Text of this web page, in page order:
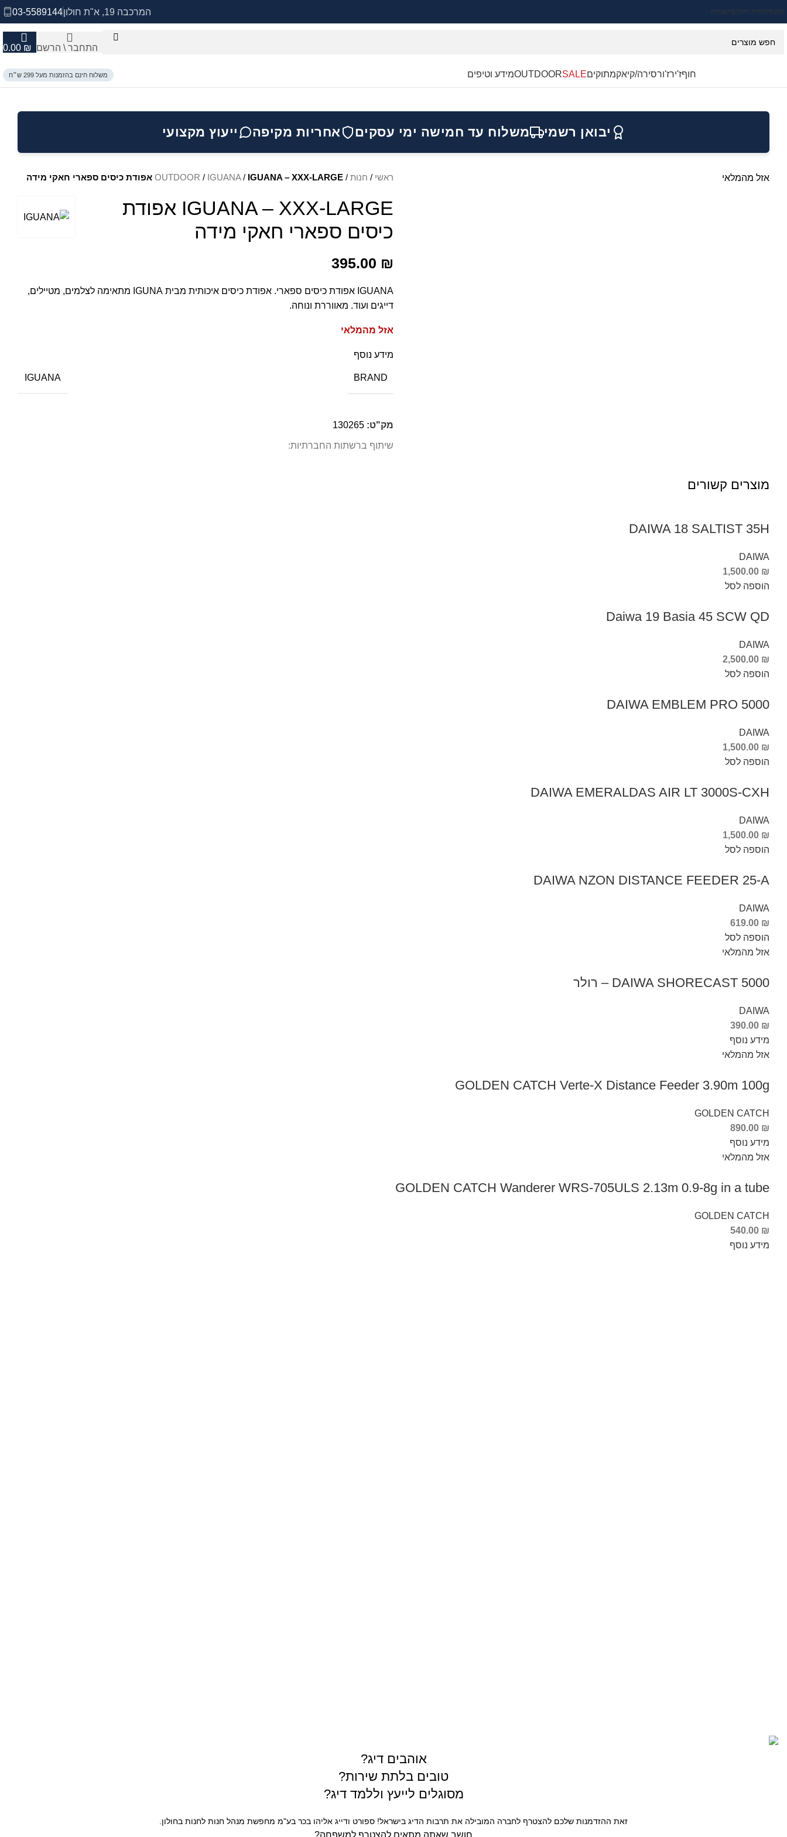
תקנוןהחזרות והחלפותאודות המרכבה 19, א"ת חולון 03-5589144
התחבר \ הרשם 0.00 ₪
חוףז'ירז'ורסירה/קיאקמתוקיםSALE
OUTDOORמידע וטיפים משלוח חינם בהזמנות מעל 299 ש״ח
יבואן רשמי משלוח עד חמישה ימי עסקים אחריות מקיפה ייעוץ מקצועי
אזל מהמלאי ראשי / חנות /
OUTDOOR / IGUANA/ IGUANA – XXX-LARGE אפודת כיסים ספארי חאקי מידה
IGUANA – XXX-LARGE אפודת
כיסים ספארי חאקי מידה
395.00 ₪
IGUANA אפודת כיסים ספארי. אפודת כיסים איכותית מבית IGUNA מתאימה לצלמים, מטיילים,
דייגים ועוד. מאווררת ונוחה.
אזל מהמלאי
מידע נוסף
BRAND
IGUANA
מק"ט: 130265
שיתוף ברשתות החברתיות:
מוצרים קשורים
DAIWA 18 SALTIST 35H
DAIWA
1,500.00 ₪
הוספה לסל
Daiwa 19 Basia 45 SCW QD
DAIWA
2,500.00 ₪
הוספה לסל
DAIWA EMBLEM PRO 5000
DAIWA
1,500.00 ₪
הוספה לסל
DAIWA EMERALDAS AIR LT 3000S-CXH
DAIWA
1,500.00 ₪
הוספה לסל
DAIWA NZON DISTANCE FEEDER 25-A
DAIWA
619.00 ₪
הוספה לסל
אזל מהמלאי
DAIWA SHORECAST 5000 – רולר
DAIWA
390.00 ₪
מידע נוסף
אזל מהמלאי
GOLDEN CATCH Verte-X Distance Feeder 3.90m 100g
GOLDEN CATCH
890.00 ₪
מידע נוסף
אזל מהמלאי
GOLDEN CATCH Wanderer WRS-705ULS 2.13m 0.9-8g in a tube
GOLDEN CATCH
540.00 ₪
מידע נוסף
אוהבים דיג?
טובים בלתת שירות?
מסוגלים לייעץ וללמד דיג?
זאת ההזדמנות שלכם להצטרף לחברה המובילה את תרבות הדיג בישראל! ספורט ודייג אליהו בכר בע"מ מחפשת מנהל חנות לחנות בחולון.